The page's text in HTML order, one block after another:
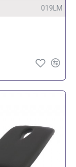
019LM